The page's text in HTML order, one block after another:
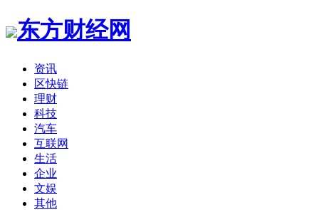
东方财经网
资讯
区快链
理财
科技
汽车
互联网
生活
企业
文娱
其他